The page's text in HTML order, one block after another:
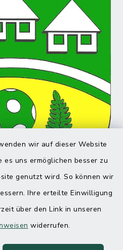
wir auf dieser Website
es uns ermöglichen besser zu
genutzt wird. So können wir
Ihre erteilte Einwilligung
über den Link in unseren
widerrufen.